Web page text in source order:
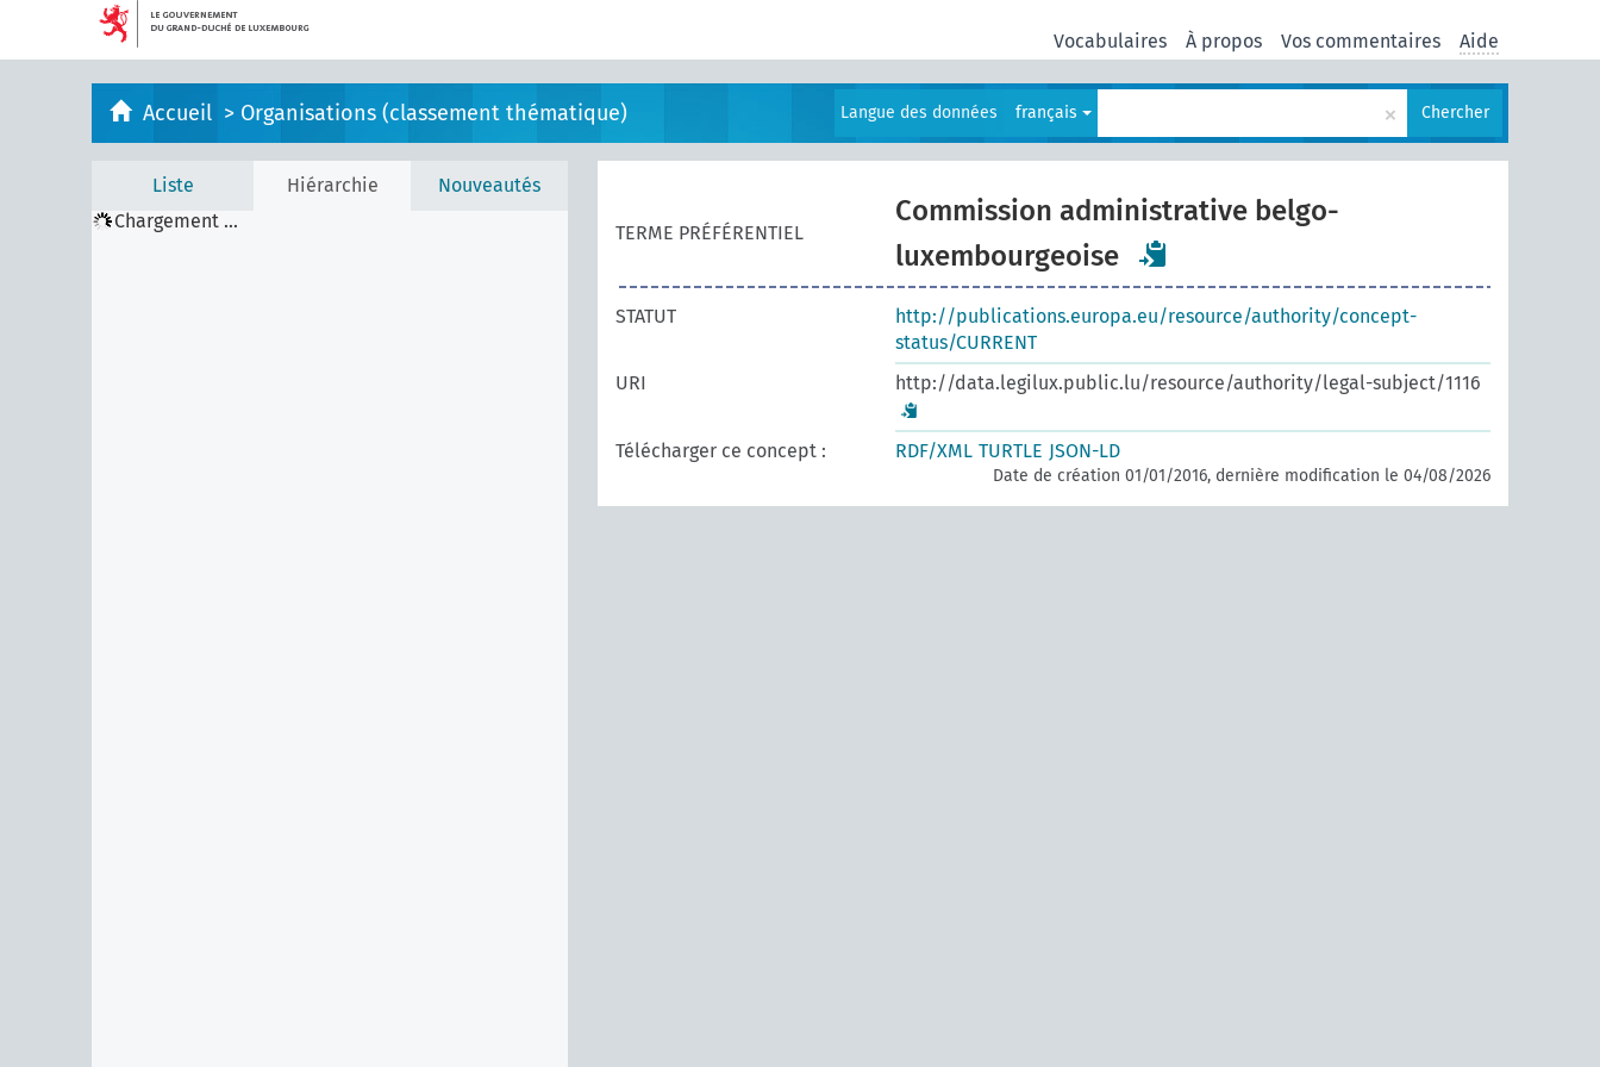
Vocabulaires À propos Vos commentaires Aide
Accueil > Organisations (classement thématique) Langue des données français × Chercher
Liste Hiérarchie
Nouveautés
Chargement ...
TERME PRÉFÉRENTIEL
Commission administrative belgo-
luxembourgeoise
STATUT
http://publications.europa.eu/resource/authority/concept-
status/CURRENT
URI
http://data.legilux.public.lu/resource/authority/legal-subject/1116
Télécharger ce concept : RDF/XML TURTLE JSON-LD
Date de création 01/01/2016, dernière modification le 04/08/2026